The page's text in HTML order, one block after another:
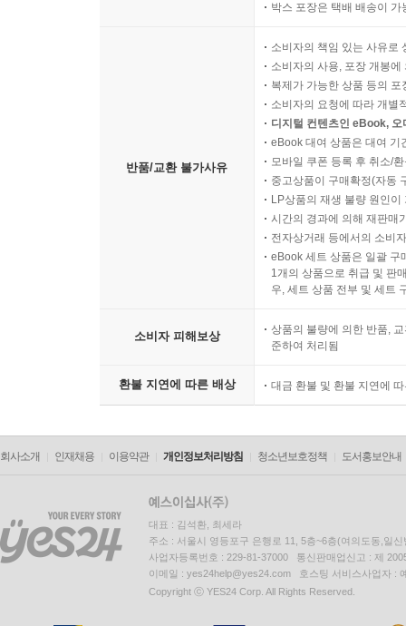
박스 포장은 택배 배송이
반품/교환 불가사유
소비자의 책임 있는 사유로
소비자의 사용, 포장 개봉
복제가 가능한 상품 등의
소비자의 요청에 따라 개별
디지털 컨텐츠인 eBook,
eBook 대여 상품은 대여 기
모바일 쿠폰 등록 후 취소/
중고상품이 구매확정(자동
LP상품의 재생 불량 원인
시간의 경과에 의해 재판매
전자상거래 등에서의 소비
eBook 세트 상품은 일괄 구
1개의 상품으로 취급 및 판
우, 세트 상품 전부 및 세트
소비자 피해보상
상품의 불량에 의한 반품,
준하여 처리됨
환불 지연에 따른 배상 대금 환불 및 환불 지연에
회사소개 인재채용 이용약관 개인정보처리방침 청소년보호정책 도서홍보안내
대표 : 김석환, 최세라
주소 : 서울시 영등포구 은행로 11, 5층~6층(여의도동,일신
사업자등록번호 : 229-81-37000 통신판매업신고 : 제
이메일 : yes24help@yes24.com 호스팅 서비스사업자 :
Copyright ⓒ YES24 Corp. All Rights Reserved.